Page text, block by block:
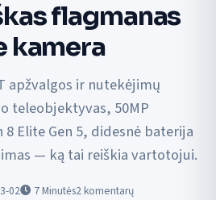
flagmanas
kamera
apžvalgos ir nutekėjimų
teleobjektyvas, 50MP
Elite Gen 5, didesnė baterija
— ką tai reiškia vartotojui.
02 7Minutės2 komentarų